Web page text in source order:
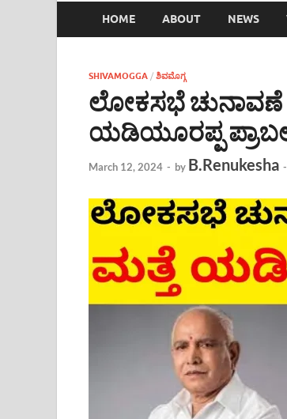
HOME ABOUT NEWS
SHIVAMOGGA / ಶಿವಮೊಗ್ಗ
ಲೋಕಸಭೆ
ಯಡಿಯೂರಪ್ಪ
March 12, 2024 - by B.Renukesha -